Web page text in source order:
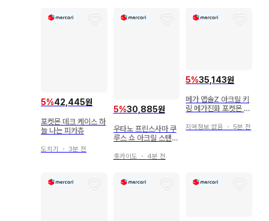
5%42,445원
포켓몬 데크 케이스 하
늘 나는 피카츄
도치기 ・ 3분 전
5%30,885원
우타노 프린스사마 쿠
루스 쇼 아크릴 스탠드
홋카이도 ・ 4분 전
5%35,143원
메가 앱솔Z 아크릴 키
링 메가진화 포켓몬 &
지역정보 없음 ・5분 전